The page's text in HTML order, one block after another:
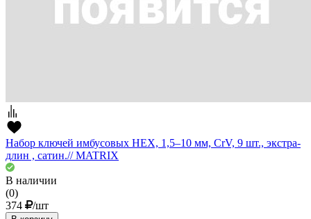
Набор ключей имбусовых HEX, 1,5–10 мм, CrV, 9 шт., экстра-
длин , сатин.// MATRIX
В наличии
(0)
374
/шт